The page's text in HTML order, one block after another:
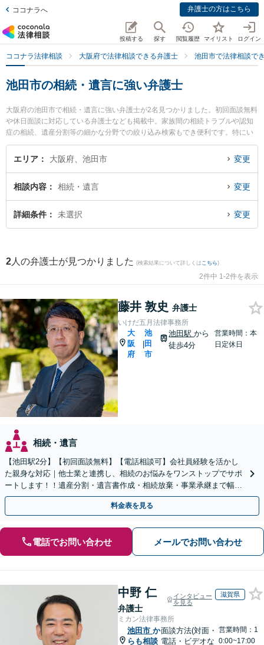
ココナラへ 弁護士の方はこちら
投稿する 探す 閲覧履歴 マイリスト ログイン
ココナラ法律相談 大阪府で法律相談できる弁護士 池田市で法律相談で
池田市の相続・遺言に強い弁護士
大阪府の池田市で相続・遺言に強い弁護士が2名見つかりました。初回面談無料
や休日面談に対応している弁護士なども掲載中。家族間の相続トラブルや認知
症の相続、遺産分割等の細かな分野での絞り込み検索もでき便利です。特にい
けだ五月法律事務所の藤井 敦史弁護士や弁護士法人千里みなみ法律事務所 石橋
オフィスの東山 慎一朗弁護士のプロフィール情報や弁護士費用、強みなどが注
弁護士を検索したい』『初回相談無料で相続・遺言を法律相談できる池田市内
の弁護士に相談予約したい』などでお困りの相談者さんにおすすめです。
エリア 大阪府、池田市 変更
相談内容 相続・遺言 変更
詳細条件 未選択 変更
2 人の弁護士が見つかりました (検索結果について詳しくは こちら)
2件中 1-2件を表示
藤井 敦史 弁護士
いけだ五月法律事務所
大
阪
府
|
池
田
市
池田駅から
徒歩4分
営業時間：本
日定休日
相続・遺言
【池田駅2分】【初回面談無料】【電話相談可】会社員経験を活かし
た親身な対応｜他士業と連携し、相続のお悩みをワンストップでサポ
ートします！！遺産分割・遺言書作成・相続放棄・事業承継まで幅広
く対応【休日・夜間対応可】
料金表を見る
電話でお問い合わせ メールでお問い合わせ
中野 仁
弁護士
インタビュー
を見る
滋賀県
ミカン法律事務所
池田市 か
らも相談
面談方法(対面・
電話・ビデオな
営業時間：1
0:00~17:00